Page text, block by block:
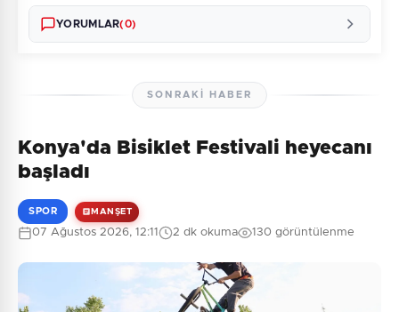
Güvenlik Sorusu:
9 + 10 = ?
YORUMLAR(0)
Henüz yorum yapılmamış. İlk yorumu siz yapın!
SONRAKI HABER
Konya'da Bisiklet Festivali heyecanı
başladı
SPOR MANŞET
07 Ağustos 2026, 12:11 2 dk okuma 130 görüntülenme